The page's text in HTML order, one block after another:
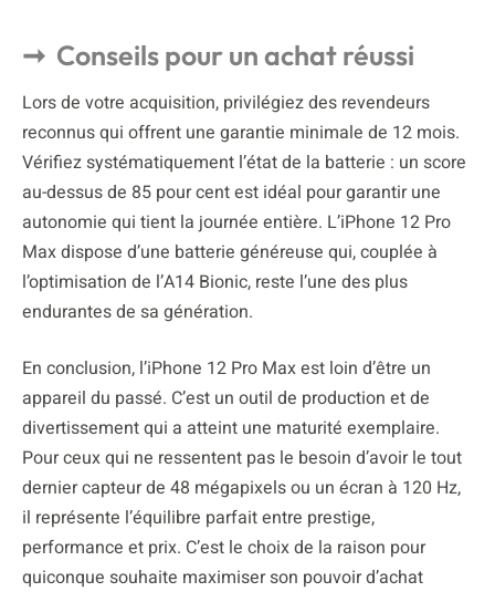
Conseils pour un achat réussi
Lors de votre acquisition, privilégiez des revendeurs
reconnus qui offrent une garantie minimale de 12 mois.
Vérifiez systématiquement l’état de la batterie : un score
au-dessus de 85 pour cent est idéal pour garantir une
autonomie qui tient la journée entière. L’iPhone 12 Pro
Max dispose d’une batterie généreuse qui, couplée à
l’optimisation de l’A14 Bionic, reste l’une des plus
endurantes de sa génération.
En conclusion, l’iPhone 12 Pro Max est loin d’être un
appareil du passé. C’est un outil de production et de
divertissement qui a atteint une maturité exemplaire.
Pour ceux qui ne ressentent pas le besoin d’avoir le tout
dernier capteur de 48 mégapixels ou un écran à 120 Hz,
il représente l’équilibre parfait entre prestige,
performance et prix. C’est le choix de la raison pour
quiconque souhaite maximiser son pouvoir d’achat